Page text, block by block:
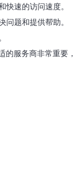
快速的访问速度。
问题和提供帮助。
服务商非常重